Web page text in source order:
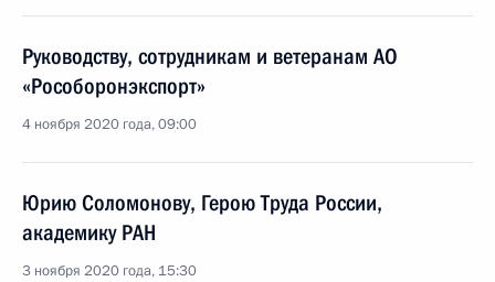
Руководству, сотрудникам и ветеранам АО
«Рособоронэкспорт»
4 ноября 2020 года, 09:00
Юрию Соломонову, Герою Труда России,
академику РАН
3 ноября 2020 года, 15:30